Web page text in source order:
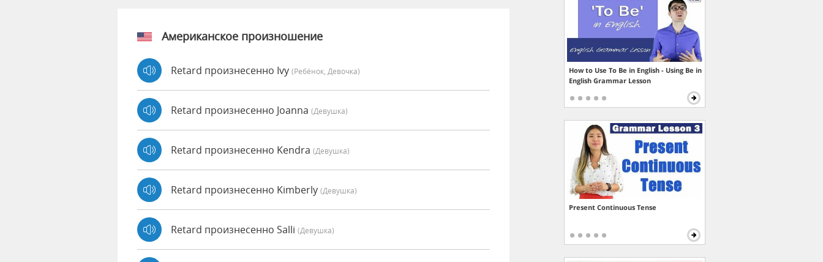
Американское произношение
Retard произнесенно Ivy (Ребёнок, Девочка)
Retard произнесенно Joanna (девушка)
Retard произнесенно Kendra (девушка)
Retard произнесенно Kimberly (девушка)
Retard произнесенно Salli (девушка)
How to Use To Be in English - Using Be in
English Grammar Lesson
Present Continuous Tense